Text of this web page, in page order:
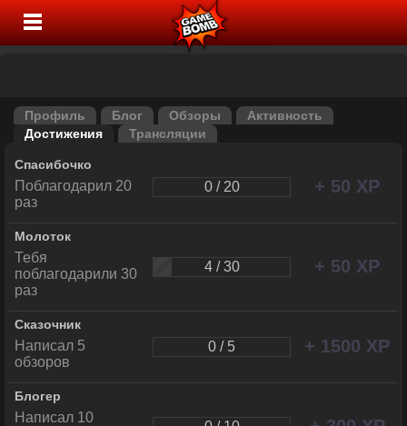
Профиль Блог Обзоры
Активность
Достижения
Трансляции
Спасибочко
Поблагодарил 20
раз
0 / 20 + 50 XP
Молоток
Тебя
поблагодарили 30
раз
4 / 30 + 50 XP
Сказочник
Написал 5
обзоров
0 / 5 + 1500 XP
Блогер
Написал 10